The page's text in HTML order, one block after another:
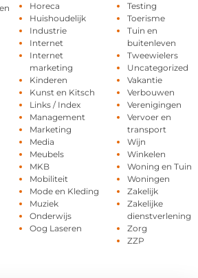
Horeca
Huishoudelijk
Industrie
Internet
Internet
marketing
Kinderen
Kunst en Kitsch
Links / Index
Management
Marketing
Media
Meubels
MKB
Mobiliteit
Mode en Kleding
Muziek
Onderwijs
Oog Laseren
Testing
Toerisme
Tuin en
buitenleven
Tweewielers
Uncategorized
Vakantie
Verbouwen
Verenigingen
Vervoer en
transport
Wijn
Winkelen
Woning en Tuin
Woningen
Zakelijk
Zakelijke
dienstverlening
Zorg
ZZP